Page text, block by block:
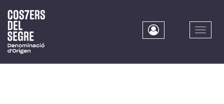
main
content
Toggle